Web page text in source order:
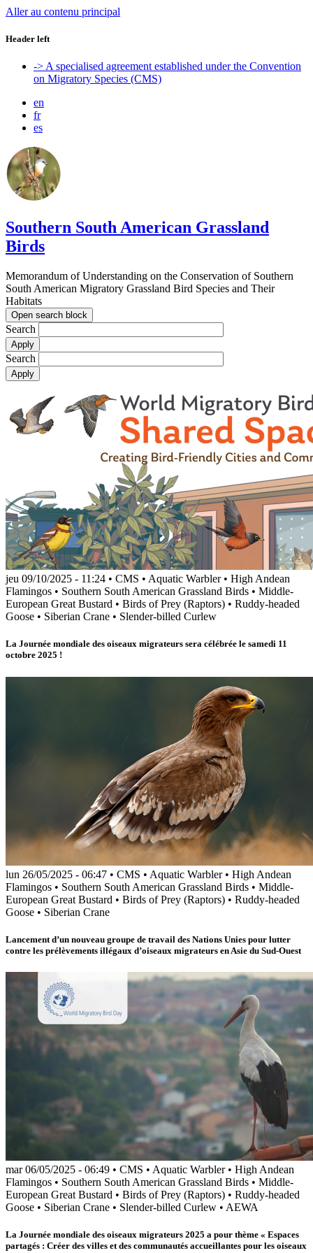
Aller au contenu principal
Header left
-> A specialised agreement established under the Convention
on Migratory Species (CMS)
en
fr
es
Southern South American Grassland
Birds
Memorandum of Understanding on the Conservation of Southern
South American Migratory Grassland Bird Species and Their
Habitats
Open search block
Search
Search
jeu 09/10/2025 - 11:24 • CMS • Aquatic Warbler• High Andean
Flamingos • Southern South American Grassland Birds • Middle-
European Great Bustard • Birds of Prey (Raptors) • Ruddy-headed
Goose • Siberian Crane • Slender-billed Curlew
La Journée mondiale des oiseaux migrateurs sera célébrée le samedi 11
octobre 2025 !
lun 26/05/2025 - 06:47 • CMS • Aquatic Warbler• High Andean
Flamingos • Southern South American Grassland Birds • Middle-
European Great Bustard • Birds of Prey (Raptors) • Ruddy-headed
Goose • Siberian Crane
Lancement d’un nouveau groupe de travail des Nations Unies pour lutter
contre les prélèvements illégaux d’oiseaux migrateurs en Asie du Sud-Ouest
mar 06/05/2025 - 06:49 • CMS • Aquatic Warbler• High Andean
Flamingos • Southern South American Grassland Birds • Middle-
European Great Bustard • Birds of Prey (Raptors) • Ruddy-headed
Goose • Siberian Crane • Slender-billed Curlew • AEWA
La Journée mondiale des oiseaux migrateurs 2025 a pour thème « Espaces
partagés : Créer des villes et des communautés accueillantes pour les oiseaux